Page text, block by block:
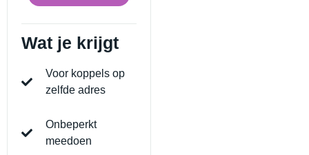
Wat je krijgt
Voor koppels op
zelfde adres
Onbeperkt
meedoen